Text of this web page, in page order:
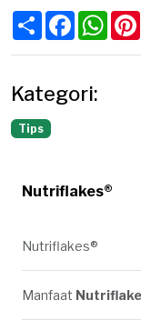
Share
Kategori:
Tips
Nutriflakes®
Nutriflakes®
Manfaat